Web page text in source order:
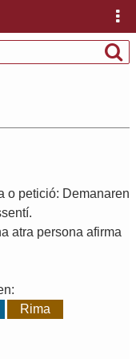
o petició: Demanaren
.
atra persona afirma
Rima